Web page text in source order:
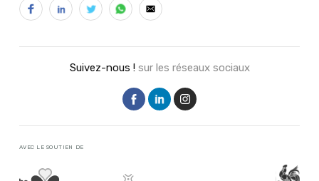
Suivez-nous ! sur les réseaux sociaux
AVEC LE SOUTIEN DE